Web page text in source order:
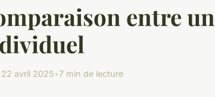
entre
22 avril 2025•7 min de lecture